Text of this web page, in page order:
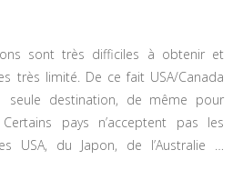
sont très difficiles à obtenir et
très limité. De ce fait USA/Canada
seule destination, de même pour
Certains pays n’acceptent pas les
USA, du Japon, de l’Australie …